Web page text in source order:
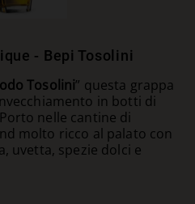
- Bepi Tosolini
Tosolini” questa grappa
in botti di
nelle cantine di
molto ricco al palato con
uvetta, spezie dolci e